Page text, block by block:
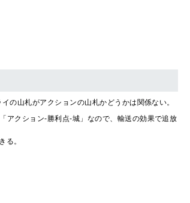
の山札がアクションの山札かどうかは関係ない。
アクション-勝利点-城」なので、輸送の効果で追放
る。